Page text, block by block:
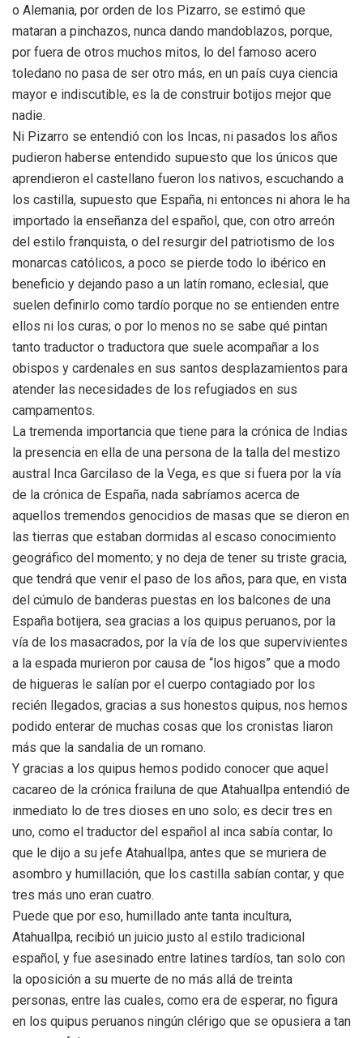
o Alemania, por orden de los Pizarro, se estimó que
mataran a pinchazos, nunca dando mandoblazos, porque,
por fuera de otros muchos mitos, lo del famoso acero
toledano no pasa de ser otro más, en un país cuya ciencia
mayor e indiscutible, es la de construir botijos mejor que
nadie.
Ni Pizarro se entendió con los Incas, ni pasados los años
pudieron haberse entendido supuesto que los únicos que
aprendieron el castellano fueron los nativos, escuchando a
los castilla, supuesto que España, ni entonces ni ahora le ha
importado la enseñanza del español, que, con otro arreón
del estilo franquista, o del resurgir del patriotismo de los
monarcas católicos, a poco se pierde todo lo ibérico en
beneficio y dejando paso a un latín romano, eclesial, que
suelen definirlo como tardío porque no se entienden entre
ellos ni los curas; o por lo menos no se sabe qué pintan
tanto traductor o traductora que suele acompañar a los
obispos y cardenales en sus santos desplazamientos para
atender las necesidades de los refugiados en sus
campamentos.
La tremenda importancia que tiene para la crónica de Indias
la presencia en ella de una persona de la talla del mestizo
austral Inca Garcilaso de la Vega, es que si fuera por la vía
de la crónica de España, nada sabríamos acerca de
aquellos tremendos genocidios de masas que se dieron en
las tierras que estaban dormidas al escaso conocimiento
geográfico del momento; y no deja de tener su triste gracia,
que tendrá que venir el paso de los años, para que, en vista
del cúmulo de banderas puestas en los balcones de una
España botijera, sea gracias a los quipus peruanos, por la
vía de los masacrados, por la vía de los que supervivientes
a la espada murieron por causa de “los higos” que a modo
de higueras le salían por el cuerpo contagiado por los
recién llegados, gracias a sus honestos quipus, nos hemos
podido enterar de muchas cosas que los cronistas liaron
más que la sandalia de un romano.
Y gracias a los quipus hemos podido conocer que aquel
cacareo de la crónica frailuna de que Atahuallpa entendió de
inmediato lo de tres dioses en uno solo; es decir tres en
uno, como el traductor del español al inca sabía contar, lo
que le dijo a su jefe Atahuallpa, antes que se muriera de
asombro y humillación, que los castilla sabían contar, y que
tres más uno eran cuatro.
Puede que por eso, humillado ante tanta incultura,
Atahuallpa, recibió un juicio justo al estilo tradicional
español, y fue asesinado entre latines tardíos, tan solo con
la oposición a su muerte de no más allá de treinta
personas, entre las cuales, como era de esperar, no figura
en los quipus peruanos ningún clérigo que se opusiera a tan